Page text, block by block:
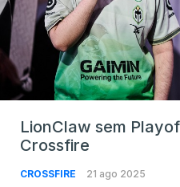
LionClaw sem
Crossfire
CROSSFIRE 21 ago 2025